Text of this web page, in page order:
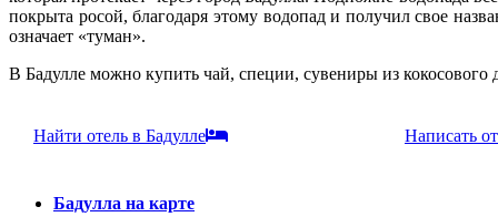
покрыта росой, благодаря этому водопад и получил свое
означает «туман».
В Бадулле можно купить чай, специи, сувениры из кокосового
Найти отель в Бадулле Написать
Бадулла на карте